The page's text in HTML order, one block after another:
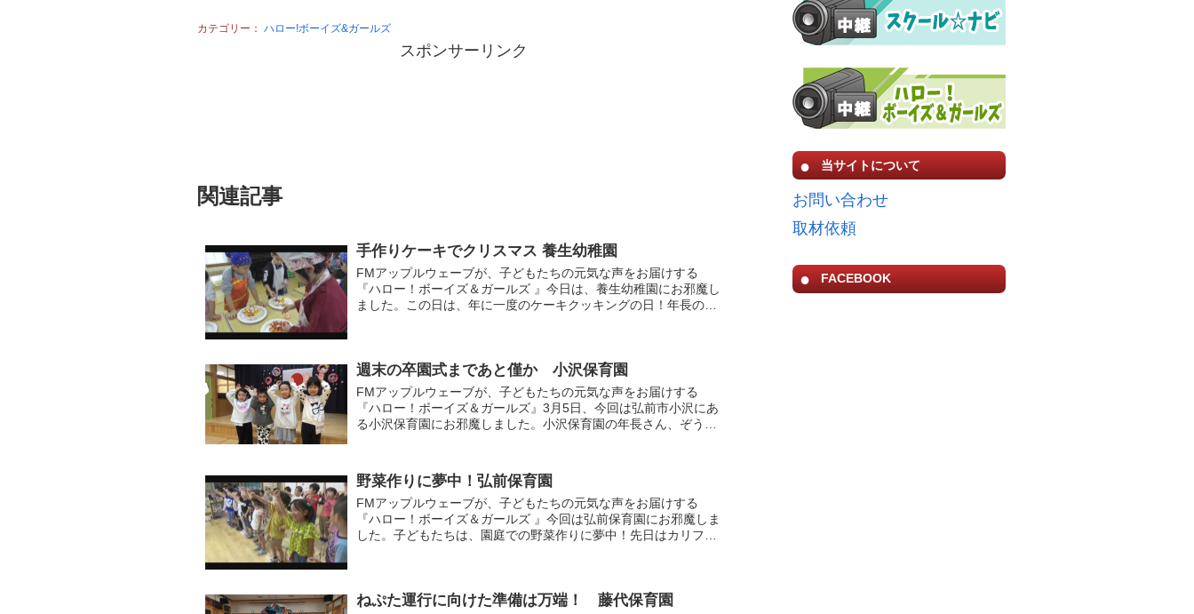
カテゴリー： ハロー!ボーイズ&ガールズ
スポンサーリンク
関連記事
手作りケーキでクリスマス 養生幼稚園
FMアップルウェーブが、子どもたちの元気な声をお届けする
『ハロー！ボーイズ＆ガールズ 』今日は、養生幼稚園にお邪魔し
ました。この日は、年に一度のケーキクッキングの日！年長の子
週末の卒園式まであと僅か 小沢保育園
FMアップルウェーブが、子どもたちの元気な声をお届けする
『ハロー！ボーイズ＆ガールズ』3月5日、今回は弘前市小沢にあ
る小沢保育園にお邪魔しました。小沢保育園の年長さん、ぞう組
野菜作りに夢中！弘前保育園
FMアップルウェーブが、子どもたちの元気な声をお届けする
『ハロー！ボーイズ＆ガールズ 』今回は弘前保育園にお邪魔しま
した。子どもたちは、園庭での野菜作りに夢中！先日はカリフラ
ねぷた運行に向けた準備は万端！ 藤代保育園
当サイトについて
お問い合わせ
取材依頼
FACEBOOK